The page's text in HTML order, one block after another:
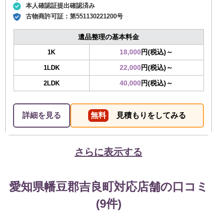
本人確認証提出確認済み
古物商許可証：第551130221200号
遺品整理の基本料金
1K 18,000円(税込)～
1LDK 22,000円(税込)～
2LDK 40,000円(税込)～
詳細を見る 無料 見積もりをしてみる
さらに表示する
愛知県幡豆郡吉良町対応店舗の口コミ
(9件)